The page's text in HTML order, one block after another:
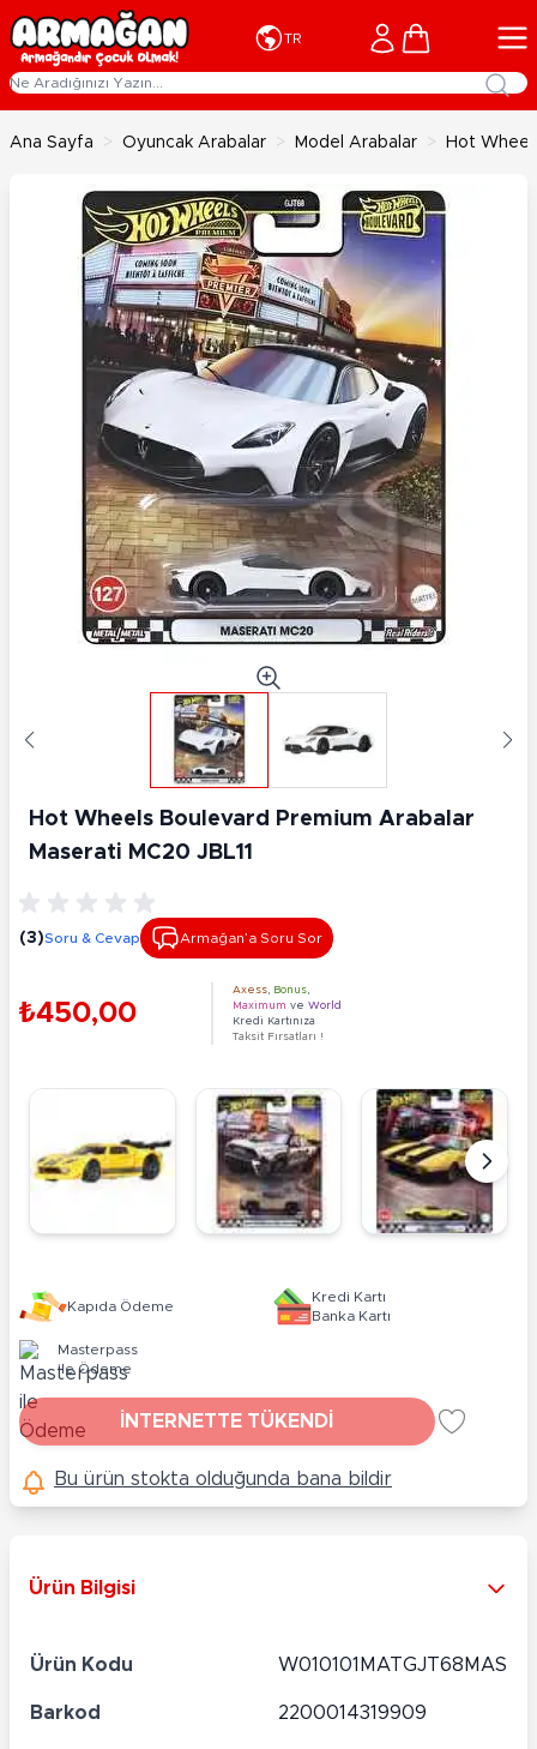
İçeriğe geç
TR Cart
Ana Sayfa > Oyuncak Arabalar > Model Arabalar > Hot
Hot Wheels Boulevard Premi̇um Arabalar
Maserati MC20 JBL11
(3)Soru & Cevap Armağan’a Soru Sor
₺450,00
Axess Bonus
Maximum ve World
Kredi Kartınıza
Taksit Fırsatları !
Kapıda Ödeme
Kredi Kartı
Banka Kartı
Masterpass
ile Ödeme
İNTERNETTE TÜKENDİ
Bu ürün stokta olduğunda bana bildir
Ürün Bilgisi
Ürün Kodu W010101MATGJT68MAS
Barkod 2200014319909